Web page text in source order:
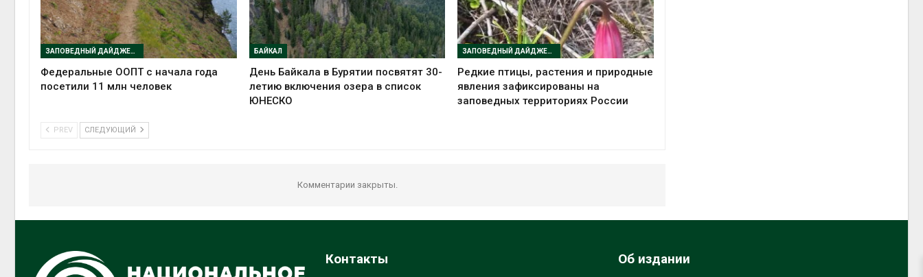
ЗАПОВЕДНЫЙ ДАЙДЖЕСТ
Федеральные ООПТ с начала года
посетили 11 млн человек
БАЙКАЛ
День Байкала в Бурятии посвятят 30-
летию включения озера в список
ЮНЕСКО
ЗАПОВЕДНЫЙ ДАЙДЖЕСТ
Редкие птицы, растения и природные
явления зафиксированы на
заповедных территориях России
PREV СЛЕДУЮЩИЙ
Комментарии закрыты.
Контакты Об издании